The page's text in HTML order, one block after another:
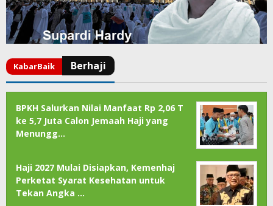
BPKH Salurkan Nilai Manfaat Rp 2,06 T
ke 5,7 Juta Calon Jemaah Haji yang
Menungg…
Haji 2027 Mulai Disiapkan, Kemenhaj
Perketat Syarat Kesehatan untuk
Tekan Angka …